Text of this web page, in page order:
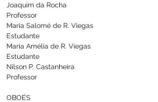
Joaquim da Rocha
Professor
Maria Salomé de R. Viegas
Estudante
Maria Amélia de R. Viegas
Estudante
Nilson P. Castanheira
Professor
OBOÉS